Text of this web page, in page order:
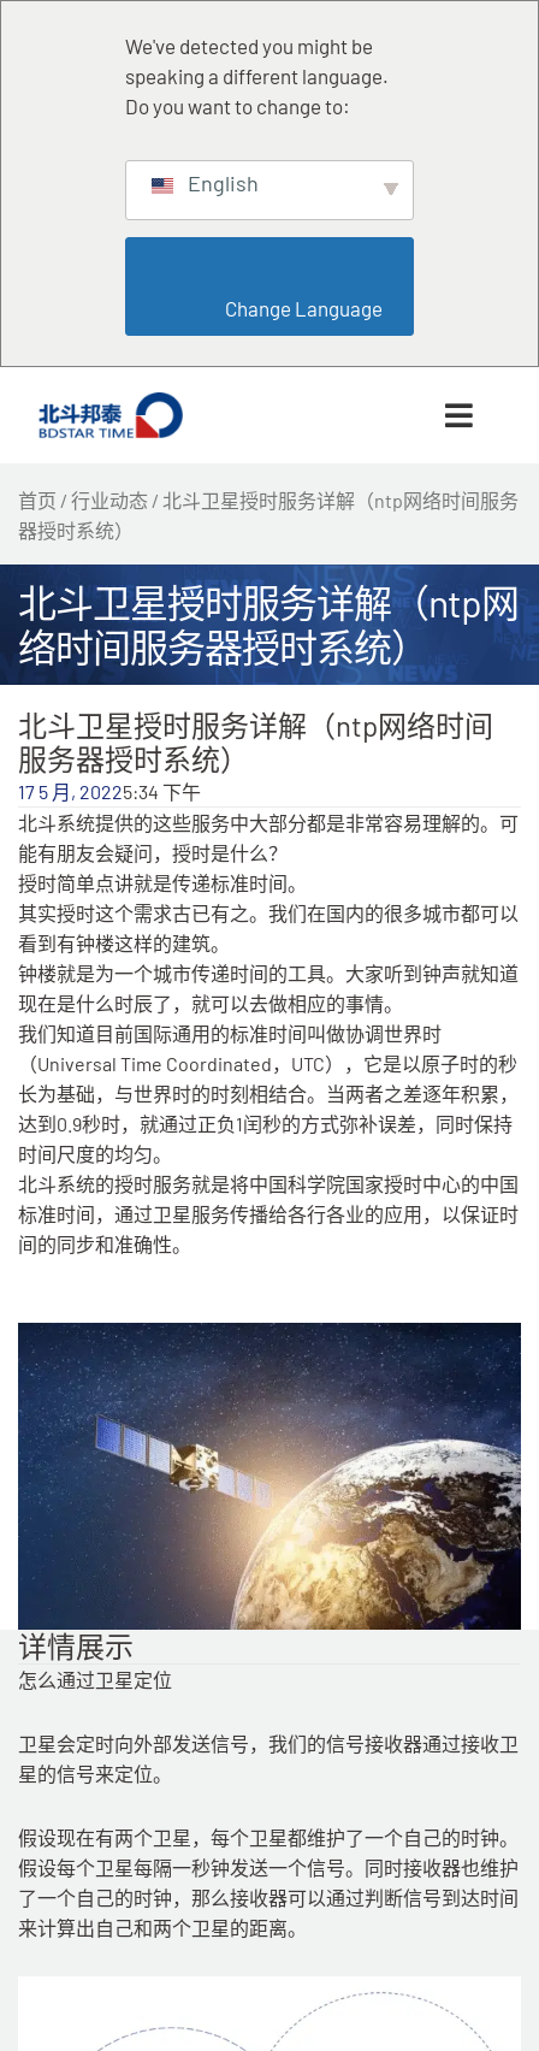
We've detected you might be
speaking a different language.
Do you want to change to:
English
首页 / 行业动态 / 北斗卫星授时服务详解（ntp网络时间服务
器授时系统）
北斗卫星授时服务详解（ntp网
络时间服务器授时系统）
北斗卫星授时服务详解（ntp网络时间
服务器授时系统）
17 5 月, 20225:34 下午
北斗系统提供的这些服务中大部分都是非常容易理解的。可
能有朋友会疑问，授时是什么？
授时简单点讲就是传递标准时间。
其实授时这个需求古已有之。我们在国内的很多城市都可以
看到有钟楼这样的建筑。
钟楼就是为一个城市传递时间的工具。大家听到钟声就知道
现在是什么时辰了，就可以去做相应的事情。
我们知道目前国际通用的标准时间叫做协调世界时
（Universal Time Coordinated，UTC），它是以原子时的秒
长为基础，与世界时的时刻相结合。当两者之差逐年积累，
达到0.9秒时，就通过正负1闰秒的方式弥补误差，同时保持
时间尺度的均匀。
北斗系统的授时服务就是将中国科学院国家授时中心的中国
标准时间，通过卫星服务传播给各行各业的应用，以保证时
间的同步和准确性。
详情展示
怎么通过卫星定位
卫星会定时向外部发送信号，我们的信号接收器通过接收卫
星的信号来定位。
假设现在有两个卫星，每个卫星都维护了一个自己的时钟。
假设每个卫星每隔一秒钟发送一个信号。同时接收器也维护
了一个自己的时钟，那么接收器可以通过判断信号到达时间
来计算出自己和两个卫星的距离。